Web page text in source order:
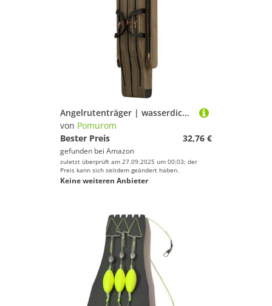
Angelrutenträger | wasserdichte Angelausrüstung-Tragetasche, Canvas-Ruten-Organizer, Outdoor-Tragetasche für Ausrüstung und Ausrüstung, 130 cm, Refer to Description, Unisex
von Pomurom
Bester Preis
32,76 €
gefunden bei Amazon
zuletzt überprüft am 27.09.2025 um 00:03; der
Preis kann sich seitdem geändert haben.
Keine weiteren Anbieter